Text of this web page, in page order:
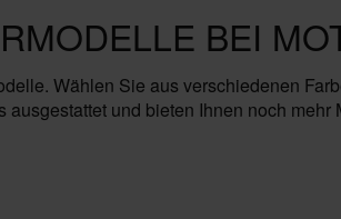
BEI
Wählen Sie aus verschiedenen
und bieten Ihnen noch mehr